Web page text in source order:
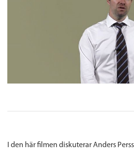
I den här filmen diskuterar Anders